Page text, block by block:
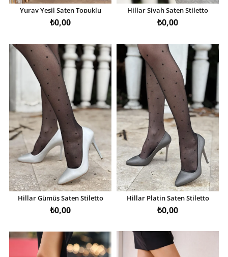
Yuray Yeşil Saten Topuklu
Ayakkabı
₺0,00
Hillar Siyah Saten Stiletto
Ayakkabı
₺0,00
Hillar Gümüş Saten Stiletto
Ayakkabı
₺0,00
Hillar Platin Saten Stiletto
Ayakkabı
₺0,00